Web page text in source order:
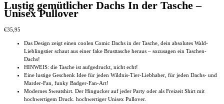
Lustig gemütlicher Dachs In der Tasche –
Unisex Pullover
€35,95
Das Design zeigt einen coolen Comic Dachs in der Tasche, dein absolutes Wald-
Lieblingstier schaut aus einer fake Brusttasche heraus – sozusagen ein Taschen-
Dachs!
HINWEIS: die Tasche ist aufgedruckt, nicht echt!
Eine lustige Geschenk Idee für jeden Wildnis-Tier-Liebhaber, für jeden Dachs- und
Marder-Fan, funky Badger-Fan-Art!
Modernes Sweatshirt. Der Hingucker auf jeder Party oder als Freizeit Shirt mit
hochwertigem Druck. hochwertiger Unisex Pullover.